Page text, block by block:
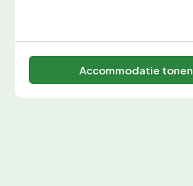
Accommodatie tonen